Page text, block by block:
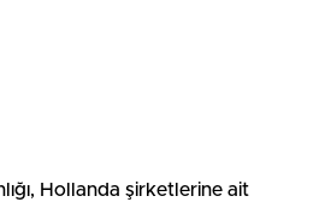
Hollanda şirketlerine ait